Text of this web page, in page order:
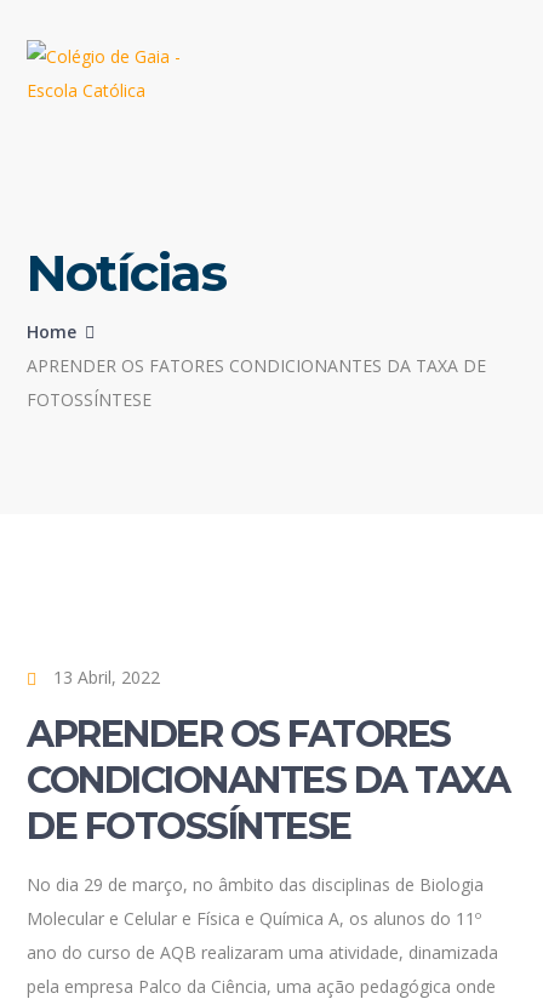
Notícias
Home
APRENDER OS FATORES CONDICIONANTES DA TAXA DE
FOTOSSÍNTESE
13 Abril, 2022
APRENDER OS FATORES
CONDICIONANTES DA TAXA
DE FOTOSSÍNTESE
No dia 29 de março, no âmbito das disciplinas de Biologia
Molecular e Celular e Física e Química A, os alunos do 11º
ano do curso de AQB realizaram uma atividade, dinamizada
pela empresa Palco da Ciência, uma ação pedagógica onde